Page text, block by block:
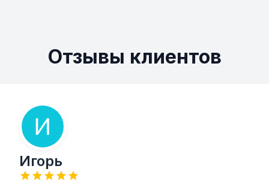
Отзывы клиентов
Игорь